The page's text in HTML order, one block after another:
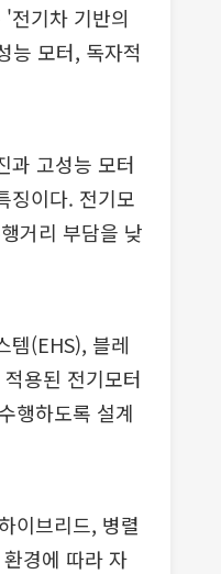
전기차 기반의
모터, 독자적
과 고성능 모터
징이다. 전기모
거리 부담을 낮
템(EHS), 블레
용된 전기모터
행하도록 설계
이브리드, 병렬
경에 따라 자